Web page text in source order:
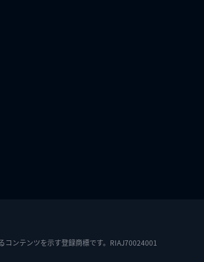
ンテンツを示す登録商標です。RIAJ70024001